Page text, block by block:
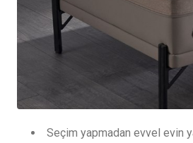
Seçim yapmadan evvel evin